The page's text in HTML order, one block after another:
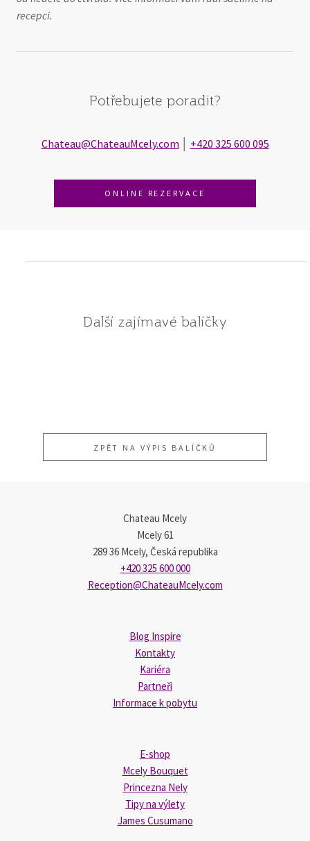
recepci.
Potřebujete poradit?
Chateau@ChateauMcely.com +420 325 600 095
ONLINE REZERVACE
Další zajímavé balíčky
ZPĚT NA VÝPIS BALÍČKŮ
Chateau Mcely
Mcely 61
289 36 Mcely, Česká republika
+420 325 600 000
Reception@ChateauMcely.com
Blog Inspire
Kontakty
Kariéra
Partneři
Informace k pobytu
E-shop
Mcely Bouquet
Princezna Nely
Tipy na výlety
James Cusumano